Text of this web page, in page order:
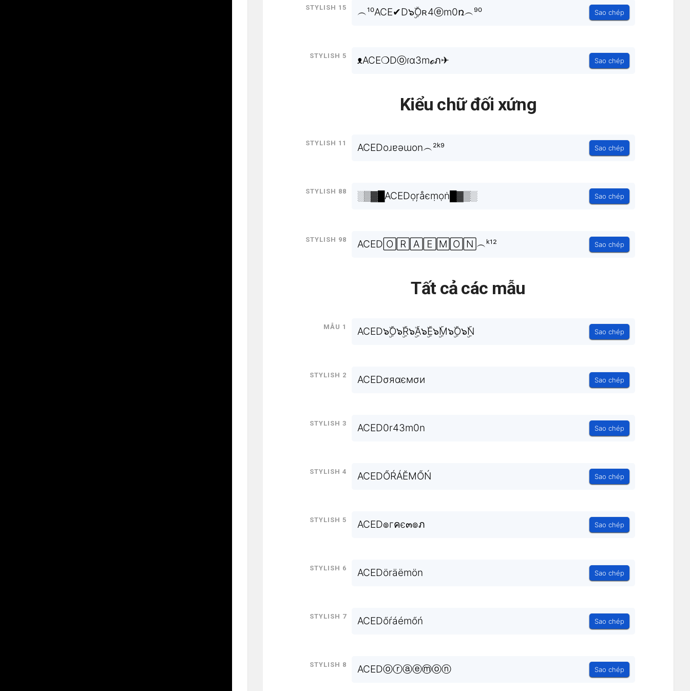
Stylish 15 ︵¹⁰ACE✔D๖ۣۜOʀ4ⓔm0ռ︵⁹⁰ Sao chép
Stylish 5 ᴥACE❍Dⓞɾɑ3mℴภ✈ Sao chép
Kiểu chữ đối xứng
Stylish 11 ACEDoɹɐǝɯon︵²ᵏ⁹ Sao chép
Stylish 88 ░▒▓█ACEDọŗåєṃọṅ█▓▒░ Sao chép
Stylish 98 ACED🄾🅁🄰🄴🄼🄾🄽︵ᵏ¹² Sao chép
Tất cả các mẫu
Mẫu 1 ACED๖ۣۜO๖ۣۜR๖ۣۜA๖ۣۜE๖ۣۜM๖ۣۜO๖ۣۜN Sao chép
Stylish 2 ACEDσяαємσи Sao chép
Stylish 3 ACED0r43m0n Sao chép
Stylish 4 ACEDŐŔÁĔMŐŃ Sao chép
Stylish 5 ACED๏гคє๓๏ภ Sao chép
Stylish 6 ACEDöräëmön Sao chép
Stylish 7 ACEDőŕáémőń Sao chép
Stylish 8 ACEDⓞⓡⓐⓔⓜⓞⓝ Sao chép